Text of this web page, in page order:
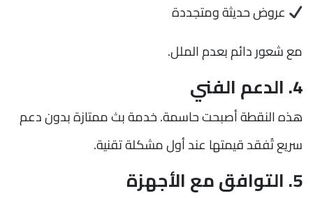
عروض حديثة ومتجددة
مع شعور دائم بعدم الملل.
4. الدعم الفني
هذه النقطة أصبحت حاسمة. خدمة بث ممتازة بدون دعم
سريع تُفقد قيمتها عند أول مشكلة تقنية.
5. التوافق مع الأجهزة